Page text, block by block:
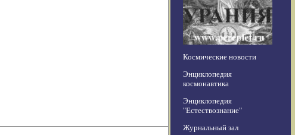
Космические новости
Энциклопедия
космонавтика
Энциклопедия
"Естествознание"
Журнальный зал